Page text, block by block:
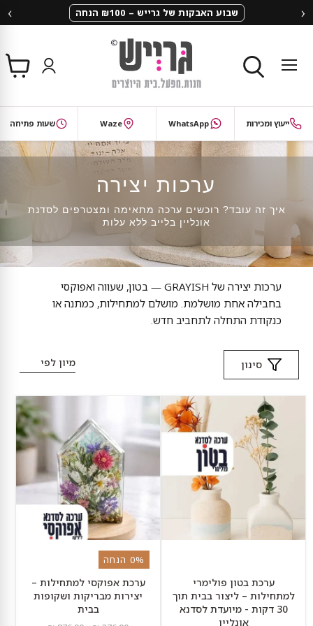
‹ שבוע האבקות של גרייש – ₪100 הנחה ›
תפריט
צפי
בסל
ייעוץ ומכירות WhatsApp
Waze שעות פתיחה
ערכות יצירה
איך זה עובד? רוכשים ערכה מתאימה ומצטרפים לסדנת
אונליין בלייב ללא עלות
ערכות יצירה של GRAYISH — בטון, שעווה ואפוקסי
בחבילה אחת מושלמת. מושלם למתחילות, כמתנה או
כנקודת התחלה לתחביב חדש.
סינון מיון לפי
ערכת
פולימרי
למתחילות
מיועדת
לסדנא
ערכת בטון פולימרי
למתחילות – ליצור בבית תוך
30 דקות - מיועדת לסדנא
אונליין
ערכת
למתחילות
–
יצירות
בבית
0% הנחה
ערכת אפוקסי למתחילות –
יצירות מבריקות ושקופות
בבית